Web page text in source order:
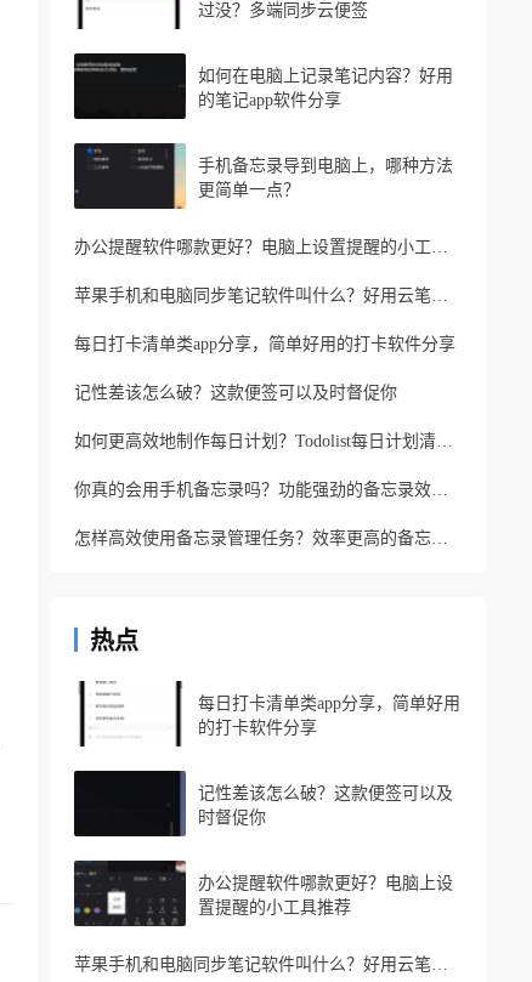
过没？多端同步云便签
如何在电脑上记录笔记内容？好用
的笔记app软件分享
手机备忘录导到电脑上，哪种方法
更简单一点？
办公提醒软件哪款更好？电脑上设置提醒的小工具推荐
苹果手机和电脑同步笔记软件叫什么？好用云笔记软件分享
每日打卡清单类app分享，简单好用的打卡软件分享
记性差该怎么破？这款便签可以及时督促你
如何更高效地制作每日计划？Todolist每日计划清单制作方法
你真的会用手机备忘录吗？功能强劲的备忘录效率工具
怎样高效使用备忘录管理任务？效率更高的备忘录app
热点
每日打卡清单类app分享，简单好用
的打卡软件分享
记性差该怎么破？这款便签可以及
时督促你
办公提醒软件哪款更好？电脑上设
置提醒的小工具推荐
苹果手机和电脑同步笔记软件叫什么？好用云笔记软件分享